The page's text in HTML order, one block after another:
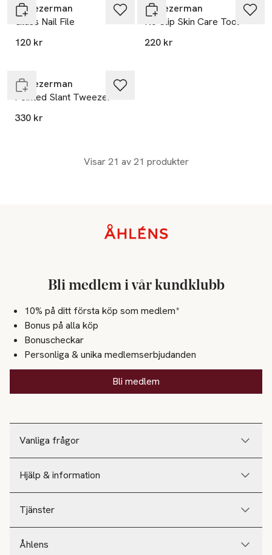
Tweezerman
Glass Nail File
120 kr
Tweezerman
No Slip Skin Care Tool
220 kr
Tweezerman
Pointed Slant Tweezer
330 kr
Visar 21 av 21 produkter
Vanliga frågor
Hjälp & information
Tjänster
Åhlens
Bli medlem i vår kundklubb
10% på ditt första köp som medlem*
Bonus på alla köp
Bonuscheckar
Personliga & unika medlemserbjudanden
Bli medlem